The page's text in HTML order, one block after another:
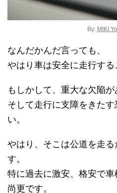
By: MIKI
なんだかんだ言っても、
やはり車は安全に走行する
もしかして、重大な欠陥が
そして走行に支障をきた
い。
やはり、そこは公道を走
す。
特に過去に激安、格安で
尚更です。